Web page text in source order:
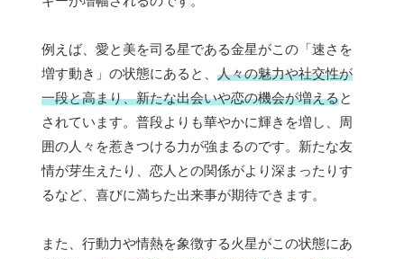
例えば、愛と美を司る星である金星がこの「速さを
増す動き」の状態にあると、 人々の魅力や社交性が
一段と高まり、新たな出会いや恋の機会が増えると
されています。普段よりも華やかに輝きを増し、周
囲の人々を惹きつける力が強まるのです。新たな友
情が芽生えたり、恋人との関係がより深まったりす
るなど、喜びに満ちた出来事が期待できます。
また、行動力や情熱を象徴する火星がこの状態にあ